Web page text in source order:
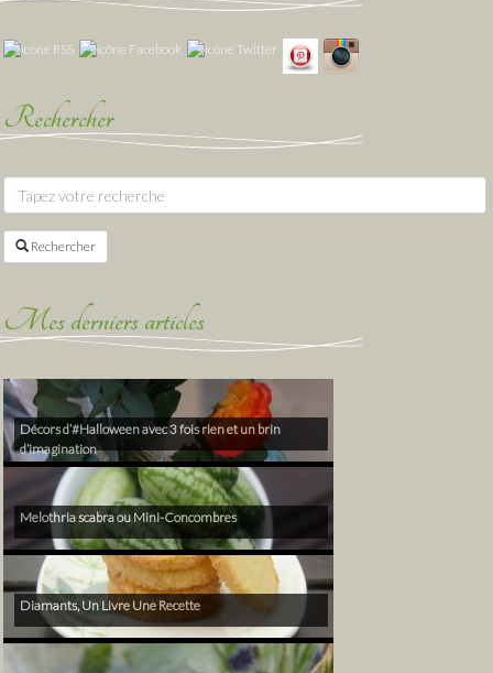
Rechercher
Rechercher
Mes derniers articles
Décors d’#Halloween avec 3 fois rien et un brin
d’imagination
Melothria scabra ou Mini-Concombres
Diamants, Un Livre Une Recette